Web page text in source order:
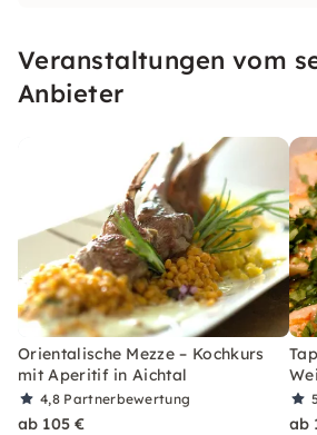
Veranstaltungen vom
Anbieter
Orientalische Mezze – Kochkurs
mit Aperitif in Aichtal
4,8 Partnerbewertung
ab 105 € ab